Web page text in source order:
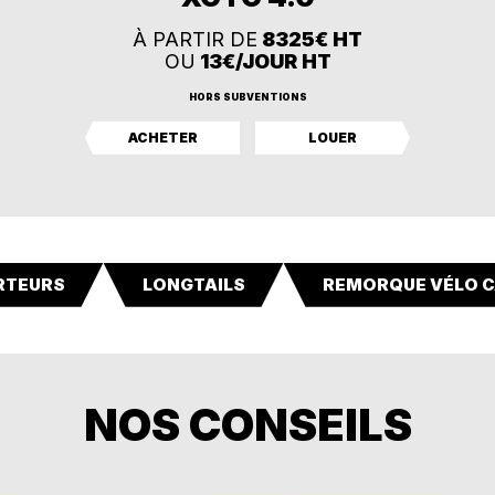
À PARTIR DE 8325€ HT
OU 13€/JOUR HT
HORS SUBVENTIONS
ACHETER LOUER
LONGTAILS REMORQUE VÉLO
NOS CONSEILS